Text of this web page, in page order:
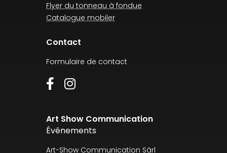
Flyer du tonneau à fondue
Catalogue mobiler
Contact
Formulaire de contact
Art Show Communication
Événements
Art-Show Communication Sàrl